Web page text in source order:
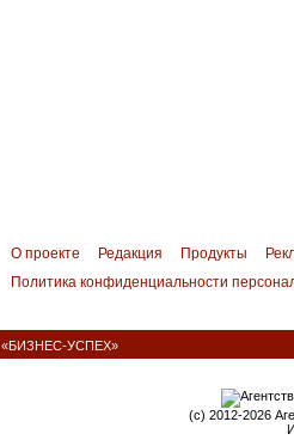
О проекте Редакция Продукты
Политика конфиденциальности
«БИЗНЕС-УСПЕХ»
(c) 2012-2026